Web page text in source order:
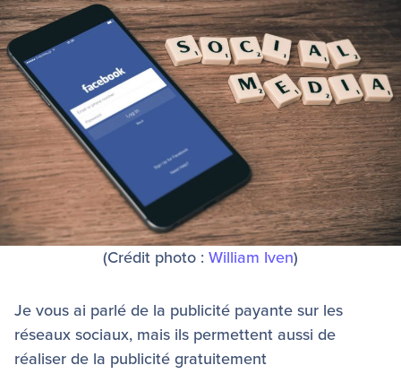
(Crédit photo : William Iven)
Je vous ai parlé de la publicité payante sur les
réseaux sociaux, mais ils permettent aussi de
réaliser de la publicité gratuitement